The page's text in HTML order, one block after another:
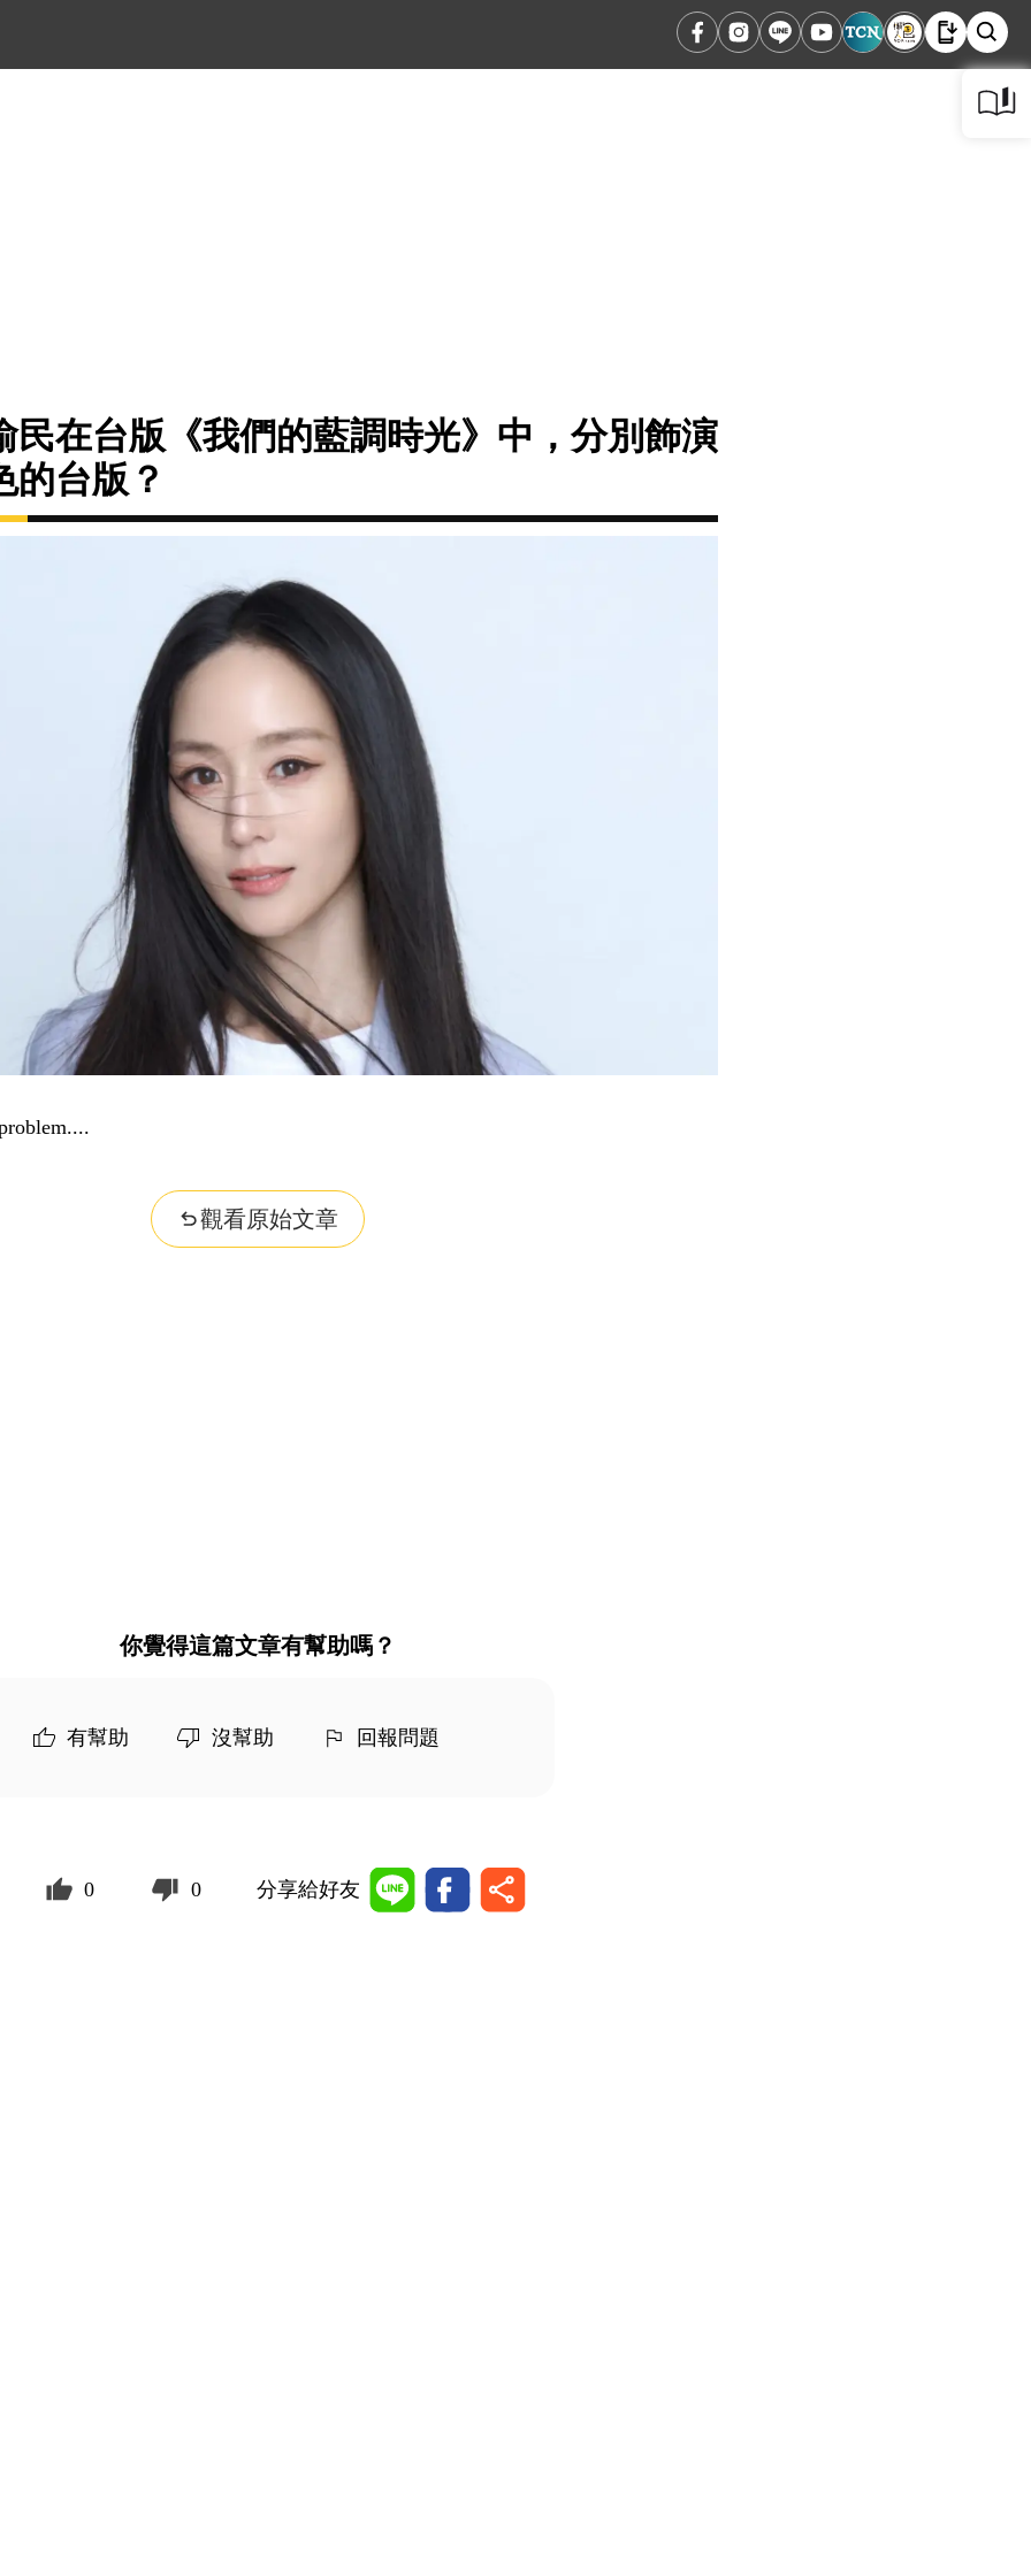
民在台版《我們的藍調時光》中，分別飾演
的台版？
觀看原始文章
你覺得這篇文章有幫助嗎？
有幫助 沒幫助 回報問題
0 0 分享給好友